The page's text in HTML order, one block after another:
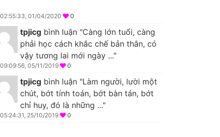
02:55:33, 01/04/2020 0
tpjicg bình luận "Càng lớn tuổi, càng
phải học cách khắc chế bản thân, có
vậy tương lai mới ngày ..."
09:09:56, 05/11/2019 0
tpjicg bình luận "Làm người, lười một
chút, bớt tính toán, bớt bàn tán, bớt
chỉ huy, đó là những ..."
05:24:31, 25/10/2019 0